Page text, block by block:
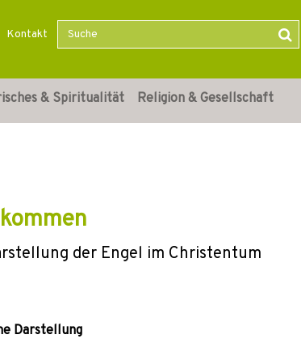
Kontakt
& Spiritualität Religion & Gesellschaft
der Engel im Christentum
Darstellung